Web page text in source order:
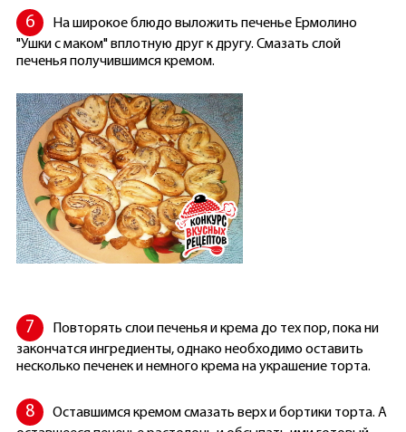
На широкое блюдо выложить печенье Ермолино
"Ушки с маком" вплотную друг к другу. Смазать слой
печенья получившимся кремом.
Повторять слои печенья и крема до тех пор, пока ни
закончатся ингредиенты, однако необходимо оставить
несколько печенек и немного крема на украшение торта.
Оставшимся кремом смазать верх и бортики торта. А